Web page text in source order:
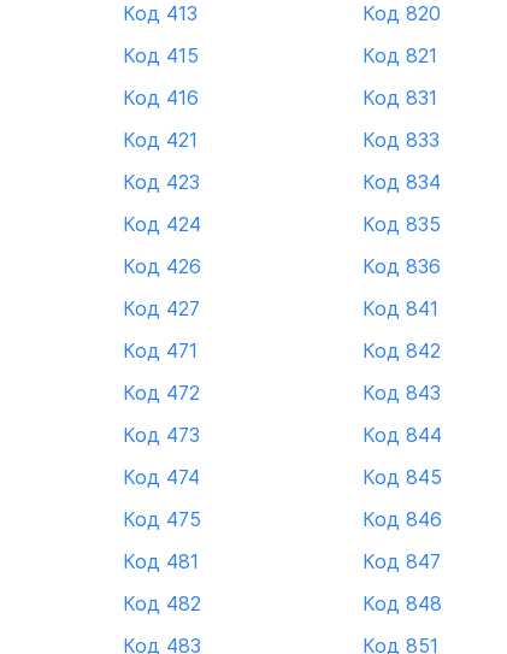
Код 413
Код 415
Код 416
Код 421
Код 423
Код 424
Код 426
Код 427
Код 471
Код 472
Код 473
Код 474
Код 475
Код 481
Код 482
Код 483
Код 820
Код 821
Код 831
Код 833
Код 834
Код 835
Код 836
Код 841
Код 842
Код 843
Код 844
Код 845
Код 846
Код 847
Код 848
Код 851